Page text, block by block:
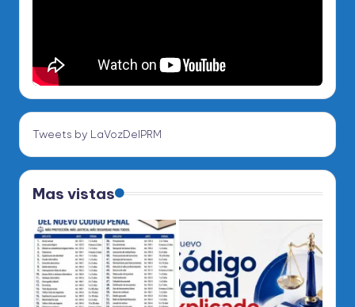
Tweets by LaVozDelPRM
Mas vistas